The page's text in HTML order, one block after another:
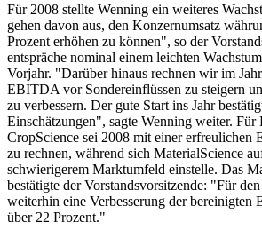
Für 2008 stellte Wenning ein weiteres
gehen davon aus, den Konzernumsatz
Prozent erhöhen zu können", so der
entspräche nominal einem leichten
Vorjahr. "Darüber hinaus rechnen wir im
EBITDA vor Sondereinflüssen zu steigern
zu verbessern. Der gute Start ins Jahr
Einschätzungen", sagte Wenning weiter. Für
CropScience sei 2008 mit einer erfreulichen
zu rechnen, während sich MaterialScience
schwierigerem Marktumfeld einstelle. Das
bestätigte der Vorstandsvorsitzende: "Für
weiterhin eine Verbesserung der
über 22 Prozent."